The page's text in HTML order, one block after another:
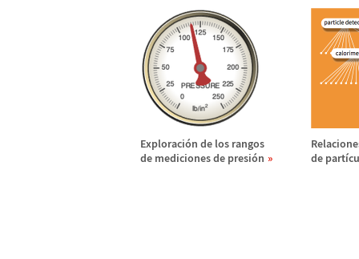
Exploración de los rangos
de mediciones de presión
de partí